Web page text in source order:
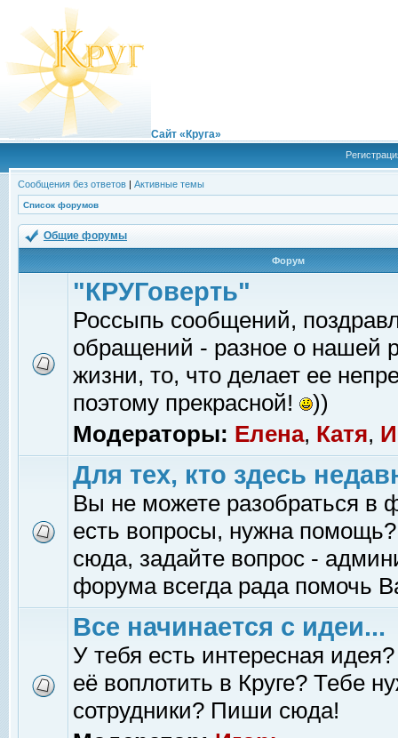
Сайт «Круга»
Сообщения без ответов | Активные темы
Список форумов
Общие форумы
Форум
"КРУГоверть"
Россыпь сообщений,
обращений - разное о нашей
жизни, то, что делает ее
поэтому прекрасной!
))
Модераторы: Елена, Катя,
Для тех, кто здесь
Вы не можете разобраться в
есть вопросы, нужна помощь?
сюда, задайте вопрос -
форума всегда рада помочь
Все начинается с идеи...
У тебя есть интересная
её воплотить в Круге? Тебе
сотрудники? Пиши сюда!